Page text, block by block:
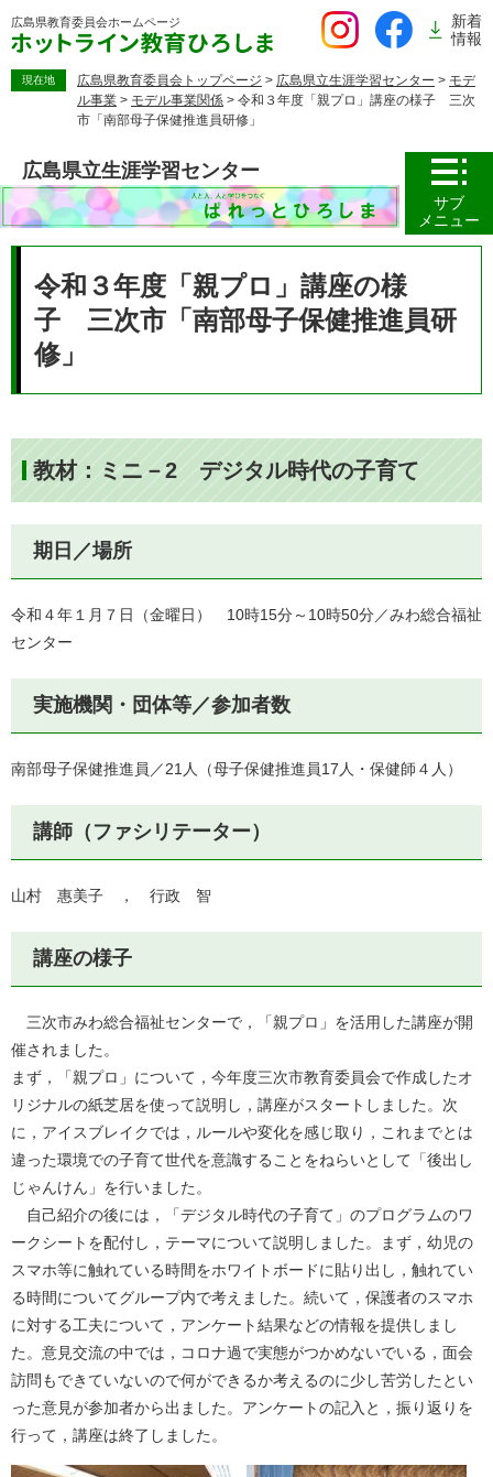
ー
す。
広島県教育委員会ホームページ
新着
情報
現在地 広島県教育委員会トップページ > 広島県立生涯学習センター > モデ
ル事業 > モデル事業関係 > 令和３年度「親プロ」講座の様子 三次
市「南部母子保健推進員研修」
広島県立生涯学習センター
サブ
メニュー
令和３年度「親プロ」講座の様
子 三次市「南部母子保健推進員研
修」
教材：ミニ－2 デジタル時代の子育て
期日／場所
令和４年１月７日（金曜日） 10時15分～10時50分／みわ総合福祉
センター
実施機関・団体等／参加者数
南部母子保健推進員／21人（母子保健推進員17人・保健師４人）
講師（ファシリテーター）
山村 惠美子 ， 行政 智
講座の様子
三次市みわ総合福祉センターで，「親プロ」を活用した講座が開
催されました。
まず，「親プロ」について，今年度三次市教育委員会で作成したオ
リジナルの紙芝居を使って説明し，講座がスタートしました。次
に，アイスブレイクでは，ルールや変化を感じ取り，これまでとは
違った環境での子育て世代を意識することをねらいとして「後出し
じゃんけん」を行いました。
自己紹介の後には，「デジタル時代の子育て」のプログラムのワ
ークシートを配付し，テーマについて説明しました。まず，幼児の
スマホ等に触れている時間をホワイトボードに貼り出し，触れてい
る時間についてグループ内で考えました。続いて，保護者のスマホ
に対する工夫について，アンケート結果などの情報を提供しまし
た。意見交流の中では，コロナ過で実態がつかめないでいる，面会
訪問もできていないので何ができるか考えるのに少し苦労したとい
った意見が参加者から出ました。アンケートの記入と，振り返りを
行って，講座は終了しました。